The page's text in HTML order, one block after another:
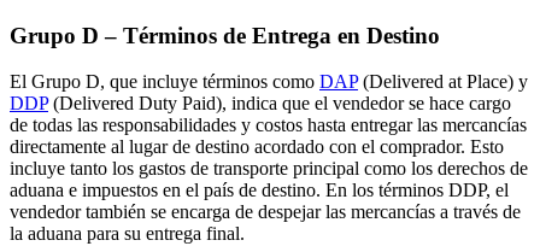
Grupo D – Términos de Entrega en Destino
El Grupo D, que incluye términos como DAP(Delivered at Place) y
DDP(Delivered Duty Paid), indica que el vendedor se hace cargo
de todas las responsabilidades y costos hasta entregar las mercancías
directamente al lugar de destino acordado con el comprador. Esto
incluye tanto los gastos de transporte principal como los derechos de
aduana e impuestos en el país de destino. En los términos DDP, el
vendedor también se encarga de despejar las mercancías a través de
la aduana para su entrega final.